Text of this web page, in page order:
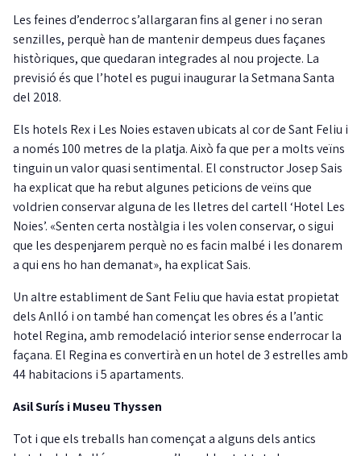
Les feines d’enderroc s’allargaran fins al gener i no seran
senzilles, perquè han de mantenir dempeus dues façanes
històriques, que quedaran integrades al nou projecte. La
previsió és que l’hotel es pugui inaugurar la Setmana Santa
del 2018.
Els hotels Rex i Les Noies estaven ubicats al cor de Sant Feliu i
a només 100 metres de la platja. Això fa que per a molts veïns
tinguin un valor quasi sentimental. El constructor Josep Sais
ha explicat que ha rebut algunes peticions de veïns que
voldrien conservar alguna de les lletres del cartell ‘Hotel Les
Noies’. «Senten certa nostàlgia i les volen conservar, o sigui
que les despenjarem perquè no es facin malbé i les donarem
a qui ens ho han demanat», ha explicat Sais.
Un altre establiment de Sant Feliu que havia estat propietat
dels Anlló i on també han començat les obres és a l’antic
hotel Regina, amb remodelació interior sense enderrocar la
façana. El Regina es convertirà en un hotel de 3 estrelles amb
44 habitacions i 5 apartaments.
Asil Surís i Museu Thyssen
Tot i que els treballs han començat a alguns dels antics